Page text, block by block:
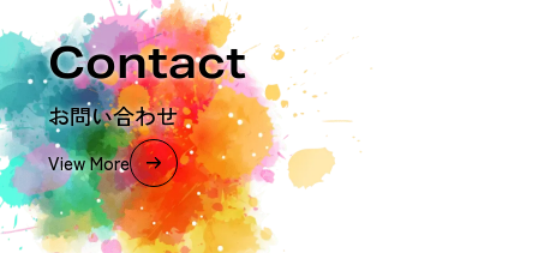
Contact
お問い合わせ
View More